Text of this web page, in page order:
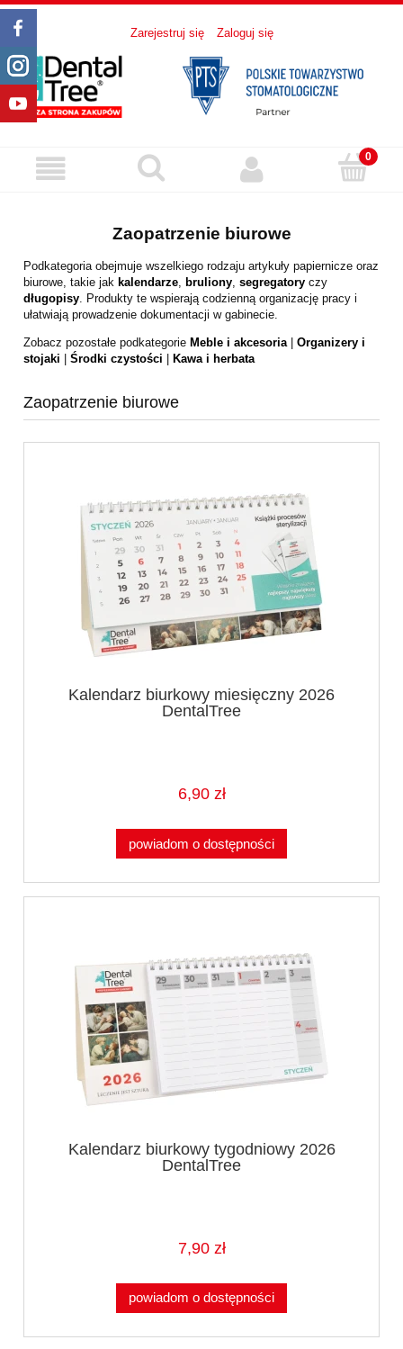
Zarejestruj się Zaloguj się
Zaopatrzenie biurowe
Podkategoria obejmuje wszelkiego rodzaju artykuły papiernicze oraz
biurowe, takie jak kalendarze bruliony segregatory czy
długopisy . Produkty te wspierają codzienną organizację pracy i
ułatwiają prowadzenie dokumentacji w gabinecie.
Zobacz pozostałe podkategorie Meble i akcesoria | Organizery i
stojaki | Środki czystości | Kawa i herbata
Zaopatrzenie biurowe
Kalendarz biurkowy miesięczny 2026
DentalTree
6,90 zł
powiadom o dostępności
Kalendarz biurkowy tygodniowy 2026
DentalTree
7,90 zł
powiadom o dostępności